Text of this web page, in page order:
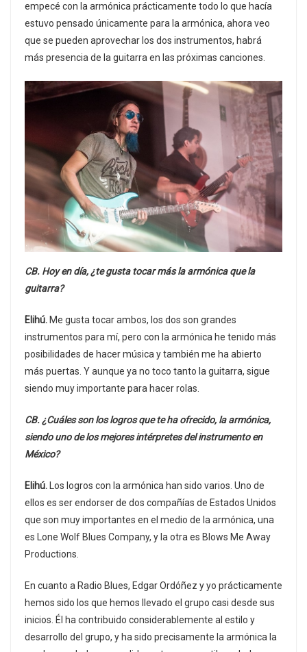
empecé con la armónica prácticamente todo lo que hacía
estuvo pensado únicamente para la armónica, ahora veo
que se pueden aprovechar los dos instrumentos, habrá
más presencia de la guitarra en las próximas canciones.
CB. Hoy en día, ¿te gusta tocar más la armónica que la
guitarra?
Elihú. Me gusta tocar ambos, los dos son grandes
instrumentos para mí, pero con la armónica he tenido más
posibilidades de hacer música y también me ha abierto
más puertas. Y aunque ya no toco tanto la guitarra, sigue
siendo muy importante para hacer rolas.
CB. ¿Cuáles son los logros que te ha ofrecido, la armónica,
siendo uno de los mejores intérpretes del instrumento en
México?
Elihú. Los logros con la armónica han sido varios. Uno de
ellos es ser endorser de dos compañías de Estados Unidos
que son muy importantes en el medio de la armónica, una
es Lone Wolf Blues Company, y la otra es Blows Me Away
Productions.
En cuanto a Radio Blues, Edgar Ordóñez y yo prácticamente
hemos sido los que hemos llevado el grupo casi desde sus
inicios. Él ha contribuido considerablemente al estilo y
desarrollo del grupo, y ha sido precisamente la armónica la